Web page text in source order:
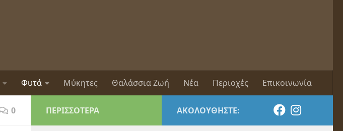
Φυτά Μύκητες Θαλάσσια Ζωή Νέα Περιοχές Επικοινωνία
0 ΑΚΟΛΟΥΘΉΣΤΕ:
ΠΕΡΙΣΣΌΤΕΡΑ